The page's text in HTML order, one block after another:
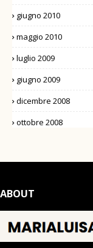
giugno 2010
maggio 2010
luglio 2009
giugno 2009
dicembre 2008
ottobre 2008
ABOUT